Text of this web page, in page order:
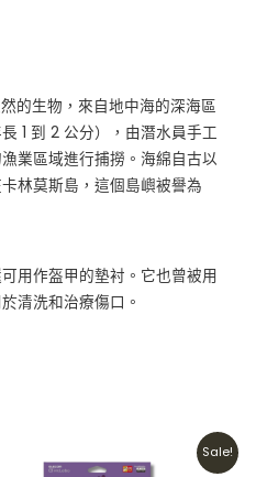
的生物，來自地中海的深海區
1 到 2 公分），由潛水員手工
業區域進行捕撈。海綿自古以
林莫斯島，這個島嶼被譽為
用作盔甲的墊衬。它也曾被用
清洗和治療傷口。
Sale!
price
Current
price